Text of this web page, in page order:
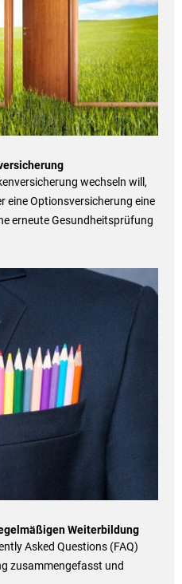
wechseln will,
eine Optionsversicherung eine
erneute Gesundheitsprüfung
Weiterbildung
Asked Questions (FAQ)
zusammengefasst und